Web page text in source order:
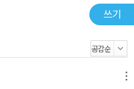
을 소중히 여겨야 한다는 점을
이 사실을 절감하며, 최대한 많
게 하려고 노력하고 있습니다.
. 이 책을 읽은 어린이들도 물
모두를 위해 물을 아껴 썼으면
쓰기